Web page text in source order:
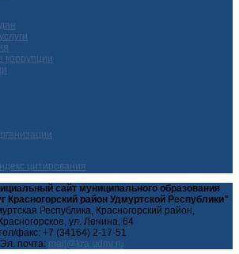
коррупции
сайт муниципального образования
Красногорский район Удмуртской Республики"
Республика, Красногорский район,
ул. Ленина, 64
факс: +7 (34164) 2-17-51
Эл. почта: